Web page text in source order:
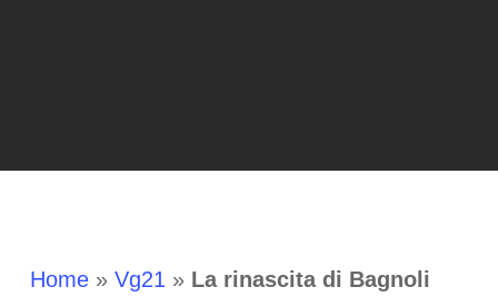
Home» Vg21 » La rinascita di Bagnoli